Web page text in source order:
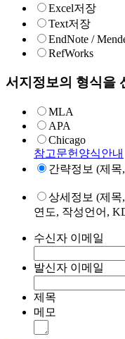
Excel저장
Text저장
EndNote /
RefWorks
서지정보의 형식을
MLA
APA
Chicago
참고문헌양식안내
간략정보 (제
상세정보 (제목
연도, 작성언어,
수신자 이메일
발신자 이메일
제목
메모